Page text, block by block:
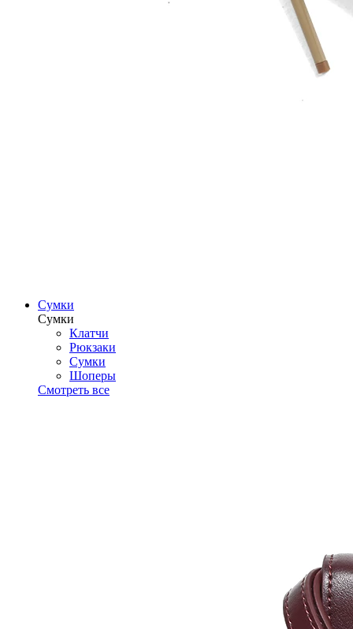
Сумки
Сумки
Клатчи
Рюкзаки
Сумки
Шоперы
Смотреть все